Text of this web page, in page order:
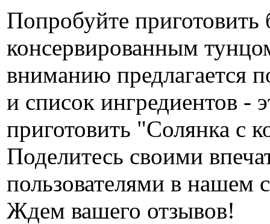
Попробуйте
консервированным
вниманию предлагается
и список ингредиентов -
приготовить "Солянка с
Поделитесь своими
пользователями в нашем
Ждем вашего отзывов!